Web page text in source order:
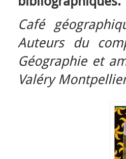
Café
Auteurs du
Géographie et
Valéry